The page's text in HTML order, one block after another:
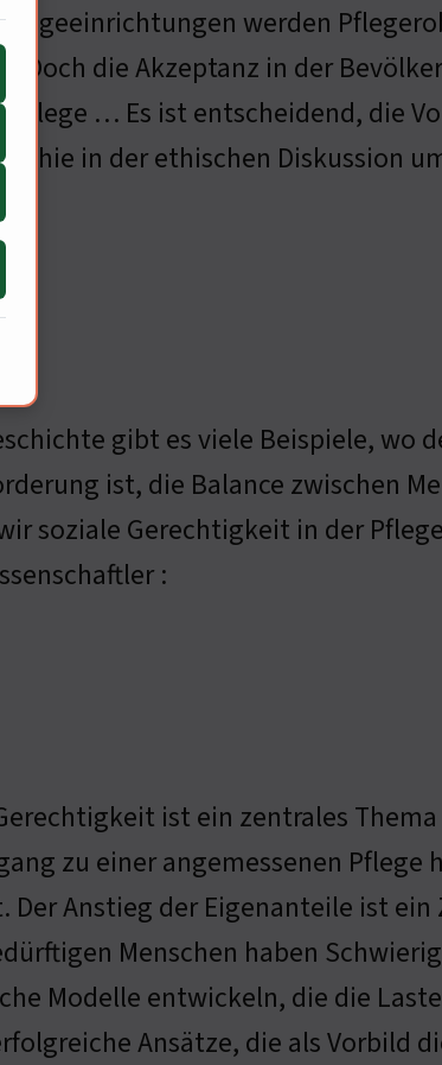
werden
Doch die Akzeptanz in der
… Es ist entscheidend, die
in der ethischen Diskussion
gibt es viele Beispiele, wo
ist, die Balance zwischen
soziale Gerechtigkeit in der
:
ist ein zentrales
zu einer angemessenen
Der Anstieg der Eigenanteile ist
Menschen haben
Modelle entwickeln, die die
Ansätze, die als Vorbild